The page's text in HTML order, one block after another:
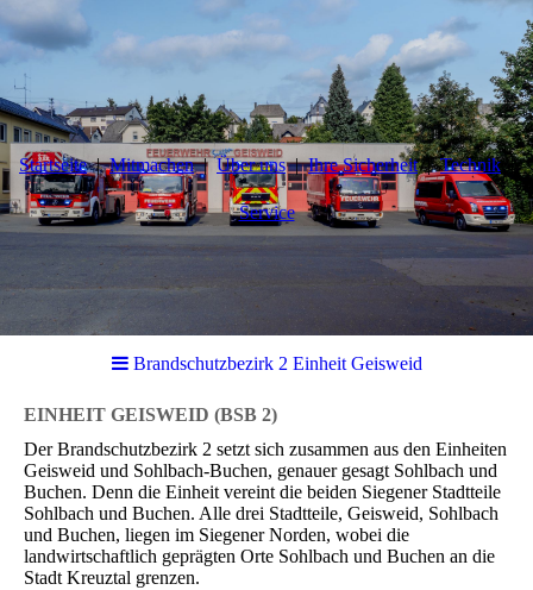
Startseite Mitmachen Über uns Ihre Sicherheit Technik
Service
Brandschutzbezirk 2 Einheit Geisweid
EINHEIT GEISWEID (BSB 2)
Der Brandschutzbezirk 2 setzt sich zusammen aus den Einheiten
Geisweid und Sohlbach-Buchen, genauer gesagt Sohlbach und
Buchen. Denn die Einheit vereint die beiden Siegener Stadtteile
Sohlbach und Buchen. Alle drei Stadtteile, Geisweid, Sohlbach
und Buchen, liegen im Siegener Norden, wobei die
landwirtschaftlich geprägten Orte Sohlbach und Buchen an die
Stadt Kreuztal grenzen.